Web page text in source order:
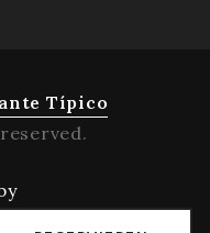
Típico
Agency